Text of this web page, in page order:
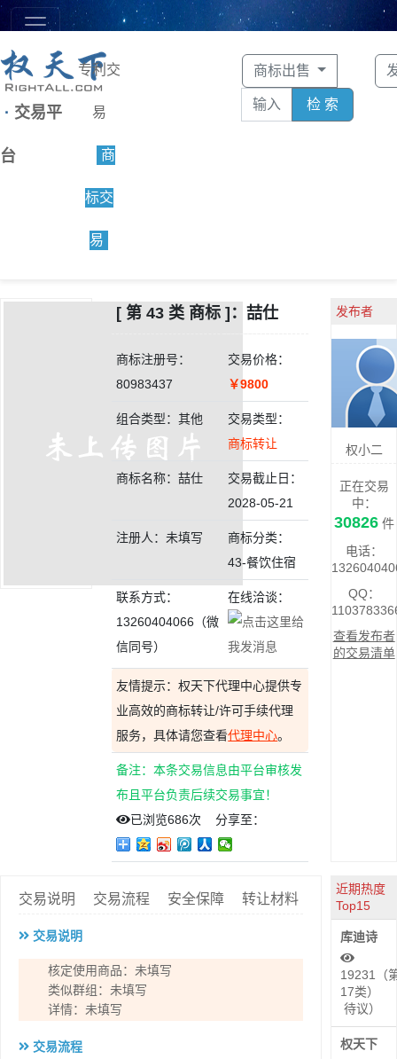
· 交易平
台
专利交
易
商
标交
易
商标出售
检 索
[ 第 43 类 商标 ]：喆仕
商标注册号：
80983437
交易价格：
￥9800
组合类型：其他
交易类型：
商标转让
商标名称：喆仕
交易截止日：
2028-05-21
注册人：未填写
商标分类：
43-餐饮住宿
联系方式：
13260404066（微
信同号）
在线洽谈：
友情提示：权天下代理中心提供专
业高效的商标转让/许可手续代理
服务，具体请您查看代理中心。
备注：本条交易信息由平台审核发
布且平台负责后续交易事宜！
已浏览686次 分享至：
发布者
权小二
正在交易
中：
30826件
电话：
QQ：
查看发布者
的交易清单
交易说明 交易流程 安全保障 转让材料
交易说明
核定使用商品：未填写
类似群组：未填写
详情：未填写
交易流程
近期热度
Top15
库迪诗
19231（
17类）
待议）
权天下